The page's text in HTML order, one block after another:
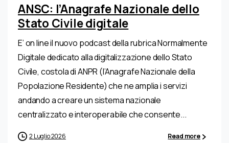
ANSC: l’Anagrafe Nazionale dello
Stato Civile digitale
E’ on line il nuovo podcast della rubrica Normalmente
Digitale dedicato alla digitalizzazione dello Stato
Civile, costola di ANPR (l’Anagrafe Nazionale della
Popolazione Residente) che ne amplia i servizi
andando a creare un sistema nazionale
centralizzato e interoperabile che consente...
2 Luglio 2026 Read more